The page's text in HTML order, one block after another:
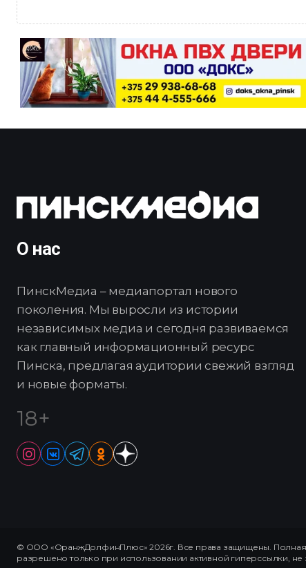
О нас
ПинскМедиа – медиапортал нового
поколения. Мы выросли из истории
независимых медиа и сегодня развиваемся
как главный информационный ресурс
Пинска, предлагая аудитории свежий взгляд
и новые форматы.
18+
© ООО «ОранжДолфинПлюс» 2026г. Все права защищены. Полная
разрешено только при использовании активной гиперссылки,